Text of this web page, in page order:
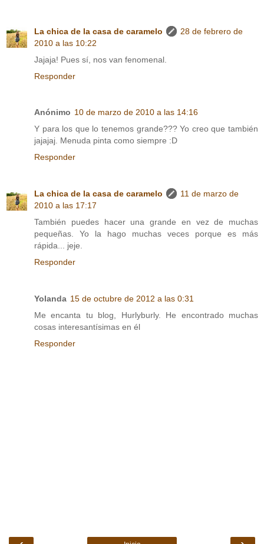
La chica de la casa de caramelo
28 de febrero de
2010 a las 10:22
Jajaja! Pues sí, nos van fenomenal.
Responder
Anónimo 10 de marzo de 2010 a las 14:16
Y para los que lo tenemos grande??? Yo creo que también
jajajaj. Menuda pinta como siempre :D
Responder
La chica de la casa de caramelo
11 de marzo de
2010 a las 17:17
También puedes hacer una grande en vez de muchas
pequeñas. Yo la hago muchas veces porque es más
rápida... jeje.
Responder
Yolanda 15 de octubre de 2012 a las 0:31
Me encanta tu blog, Hurlyburly. He encontrado muchas
cosas interesantísimas en él
Responder